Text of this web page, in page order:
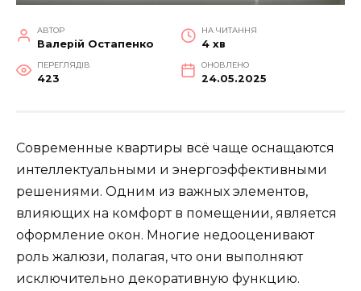
АВТОР
Валерій Остапенко
НА ЧИТАННЯ
4 хв
ПЕРЕГЛЯДІВ
423
ОНОВЛЕНО
24.05.2025
Современные квартиры всё чаще оснащаются
интеллектуальными и энергоэффективными
решениями. Одним из важных элементов,
влияющих на комфорт в помещении, является
оформление окон. Многие недооценивают
роль жалюзи, полагая, что они выполняют
исключительно декоративную функцию.